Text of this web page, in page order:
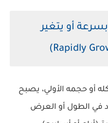
أو يتغير
أو حجمه الأولي، يصبح
في الطول أو العرض